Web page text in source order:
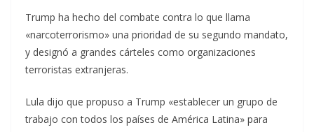
Trump ha hecho del combate contra lo que llama
«narcoterrorismo» una prioridad de su segundo mandato,
y designó a grandes cárteles como organizaciones
terroristas extranjeras.
Lula dijo que propuso a Trump «establecer un grupo de
trabajo con todos los países de América Latina» para